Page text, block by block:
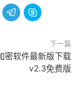
 
下一篇
密软件最新版下载
v2.3免费版